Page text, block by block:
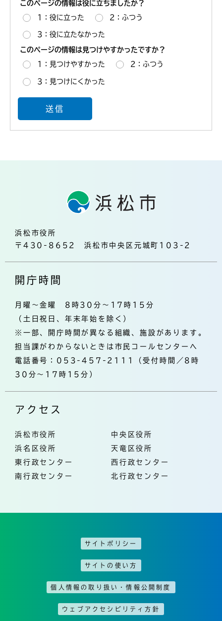
このページの情報は役に立ちましたか？
1：役に立った 2：ふつう
3：役に立たなかった
このページの情報は見つけやすかったですか？
1：見つけやすかった 2：ふつう
3：見つけにくかった
浜松市役所
〒430-8652 浜松市中央区元城町103-2
開庁時間
月曜～金曜 8時30分～17時15分
（土日祝日、年末年始を除く）
※一部、開庁時間が異なる組織、施設があります。
担当課がわからないときは市民コールセンターへ
電話番号：053-457-2111（受付時間／8時
30分～17時15分）
アクセス
浜松市役所
中央区役所
浜名区役所
天竜区役所
東行政センター
西行政センター
南行政センター
北行政センター
サイトポリシー
サイトの使い方
個人情報の取り扱い・情報公開制度
ウェブアクセシビリティ方針